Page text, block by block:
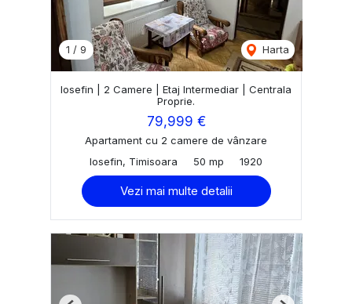
1 / 9 Harta
Iosefin | 2 Camere | Etaj Intermediar | Centrala
Proprie.
79,999 €
Apartament cu 2 camere de vânzare
Iosefin, Timisoara
50 mp 1920
Vezi mai multe detalii